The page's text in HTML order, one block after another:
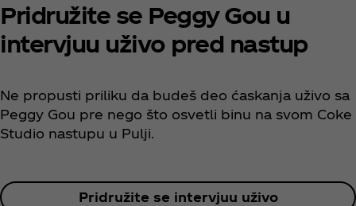
Pridružite se Peggy Gou u
intervjuu uživo pred nastup
Ne propusti priliku da budeš deo ćaskanja uživo sa
Peggy Gou pre nego što osvetli binu na svom Coke
Studio nastupu u Pulji.
Pridružite se intervjuu uživo